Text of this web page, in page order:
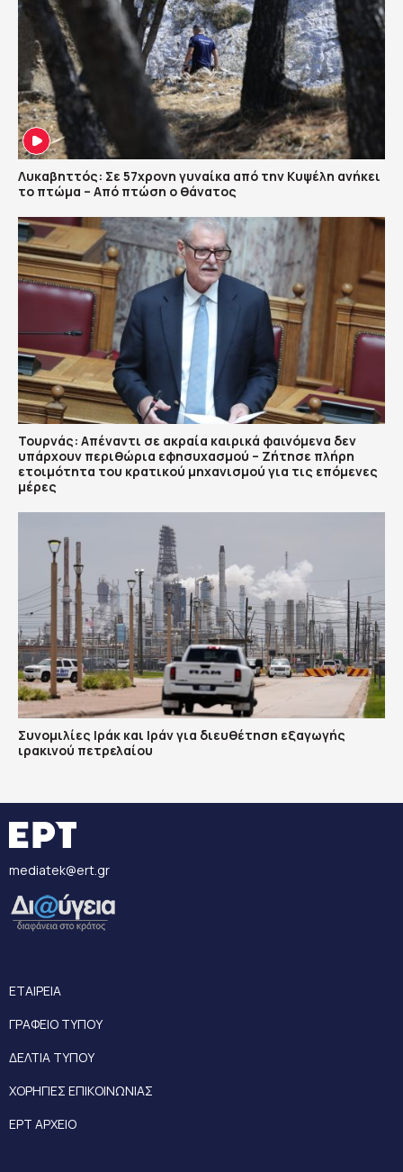
Λυκαβηττός: Σε 57χρονη γυναίκα από την Κυψέλη ανήκει
το πτώμα – Από πτώση ο θάνατος
Τουρνάς: Απέναντι σε ακραία καιρικά φαινόμενα δεν
υπάρχουν περιθώρια εφησυχασμού – Ζήτησε πλήρη
ετοιμότητα του κρατικού μηχανισμού για τις επόμενες
μέρες
Συνομιλίες Ιράκ και Ιράν για διευθέτηση εξαγωγής
ιρακινού πετρελαίου
mediatek@ert.gr
ΕΤΑΙΡΕΙΑ
ΓΡΑΦΕΙΟ ΤΥΠΟΥ
ΔΕΛΤΙΑ ΤΥΠΟΥ
ΧΟΡΗΓΙΕΣ ΕΠΙΚΟΙΝΩΝΙΑΣ
ΕΡΤ ΑΡΧΕΙΟ